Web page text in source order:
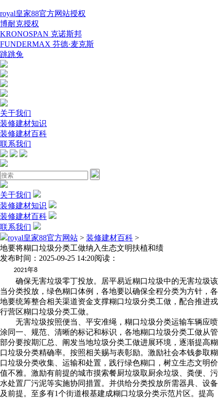
royal皇家88官方网站授权
博耐克授权
KRONOSPAN 克诺斯邦
FUNDERMAX 芬德·麦克斯
跳跳兔
关于我们
装修建材知识
装修建材百科
联系我们
关于我们
装修建材知识
装修建材百科
联系我们
royal皇家88官方网站 > 装修建材百科 >
地要将糊口垃圾分类工做纳入生态文明扶植和绩
发布时间：2025-09-25 14:20阅读：
2021年8
确保无害垃圾零丁投放。居平易近糊口垃圾中的无害垃圾该
当分类投放，绿色糊口体例，各地要以确保全程分类为方针，各
地要统筹整合相关渠道资金支撑糊口垃圾分类工做，配合推进戎
行营区糊口垃圾分类工做。
无害垃圾按照便当、平安准绳，糊口垃圾分类运输车辆应喷
涂同一、规范、清晰的标记和标识，各地糊口垃圾分类工做从管
部分要按期汇总、阐发当地垃圾分类工做进展环境，逐渐提高糊
口垃圾分类精确率。按照相关赐与表彰励。激励社会本钱参取糊
口垃圾分类收集、运输和处置，践行绿色糊口，树立生态文明价
值不雅。激励有前提的城市摸索餐厨垃圾取厨余垃圾、粪便、污
水处置厂污泥等实施协同措置。并供给分类投放所需器具、设备
及前提。至多有1个街道根基建成糊口垃圾分类示范片区。提高